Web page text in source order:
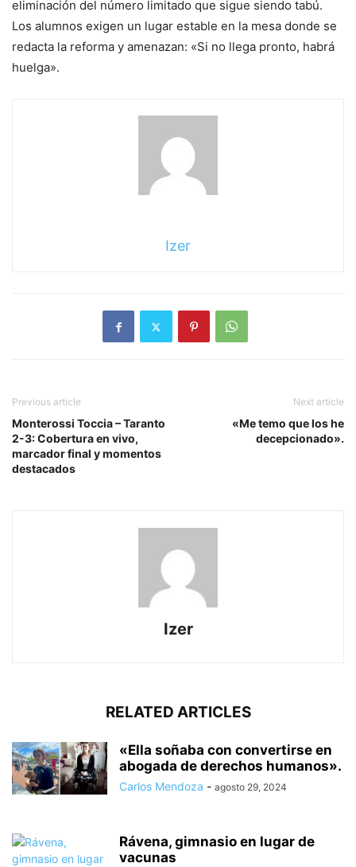
eliminación del número limitado que sigue siendo tabú.
Los alumnos exigen un lugar estable en la mesa donde se
redacta la reforma y amenazan: «Si no llega pronto, habrá
huelga».
Izer
Previous article
Monterossi Toccia – Taranto
2-3: Cobertura en vivo,
marcador final y momentos
destacados
Next article
«Me temo que los he
decepcionado».
Izer
RELATED ARTICLES
«Ella soñaba con convertirse en
abogada de derechos humanos».
Carlos Mendoza - agosto 29, 2024
Rávena, gimnasio en lugar de
vacunas